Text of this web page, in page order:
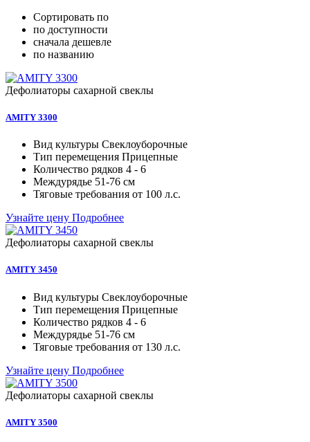
Сортировать по
по доступности
сначала дешевле
по названию
Дефолиаторы сахарной свеклы
AMITY 3300
Вид культуры Свеклоуборочные
Тип перемещения Прицепные
Количество рядков 4 - 6
Междурядье 51-76 см
Тяговые требования от 100 л.с.
Узнайте цену Подробнее
Дефолиаторы сахарной свеклы
AMITY 3450
Вид культуры Свеклоуборочные
Тип перемещения Прицепные
Количество рядков 4 - 6
Междурядье 51-76 см
Тяговые требования от 130 л.с.
Узнайте цену Подробнее
Дефолиаторы сахарной свеклы
AMITY 3500